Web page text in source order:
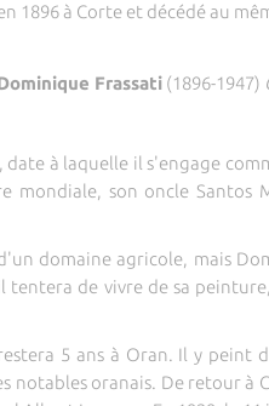
à Corte et décédé au
Frassati(1896-1947)
à laquelle il s'engage
mondiale, son oncle
domaine agricole, mais
de vivre de sa
5 ans à Oran. Il y peint
notables oranais. De retour